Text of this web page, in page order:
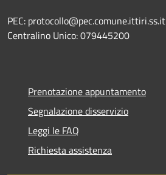
PEC: protocollo@pec.comune.ittiri.ss.it
Centralino Unico: 079445200
Prenotazione appuntamento
Segnalazione disservizio
Leggi le FAQ
Richiesta assistenza